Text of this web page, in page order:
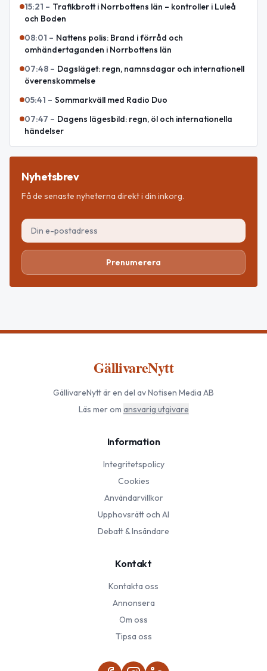
15:21 – Trafikbrott i Norrbottens län – kontroller i Luleå
och Boden
08:01 – Nattens polis: Brand i förråd och
omhändertaganden i Norrbottens län
07:48 – Dagsläget: regn, namnsdagar och internationell
överenskommelse
05:41 – Sommarkväll med Radio Duo
07:47 – Dagens lägesbild: regn, öl och internationella
händelser
Nyhetsbrev
Få de senaste nyheterna direkt i din inkorg.
Prenumerera
GällivareNytt
GällivareNyttär en del av Notisen Media AB
Läs mer om ansvarig utgivare
Information
Integritetspolicy
Cookies
Användarvillkor
Upphovsrätt och AI
Debatt & Insändare
Kontakt
Kontakta oss
Annonsera
Om oss
Tipsa oss